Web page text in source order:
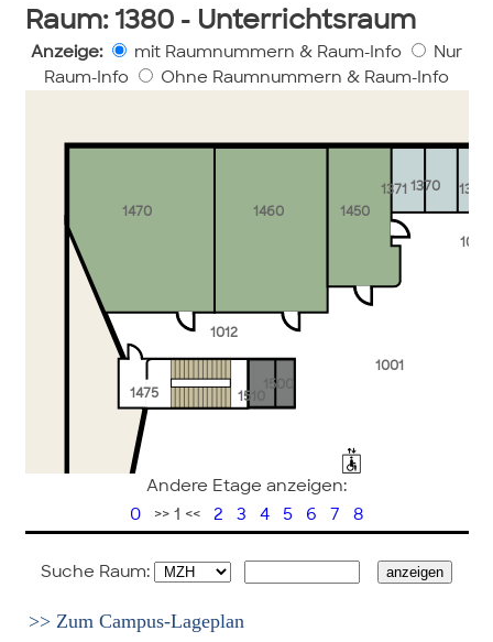
Raum: 1380 - Unterrichtsraum
Anzeige: mit Raumnummern & Raum-Info
Nur
Raum-Info
Ohne Raumnummern & Raum-Info
1370
1371
1362
1470
1460
1450
1002
1012
1001
1500
1510
1475
1011
1007
1019
Andere Etage anzeigen:
0
>> 1 << 2 3 4 5 6 7 8
Suche Raum:
>> Zum Campus-Lageplan